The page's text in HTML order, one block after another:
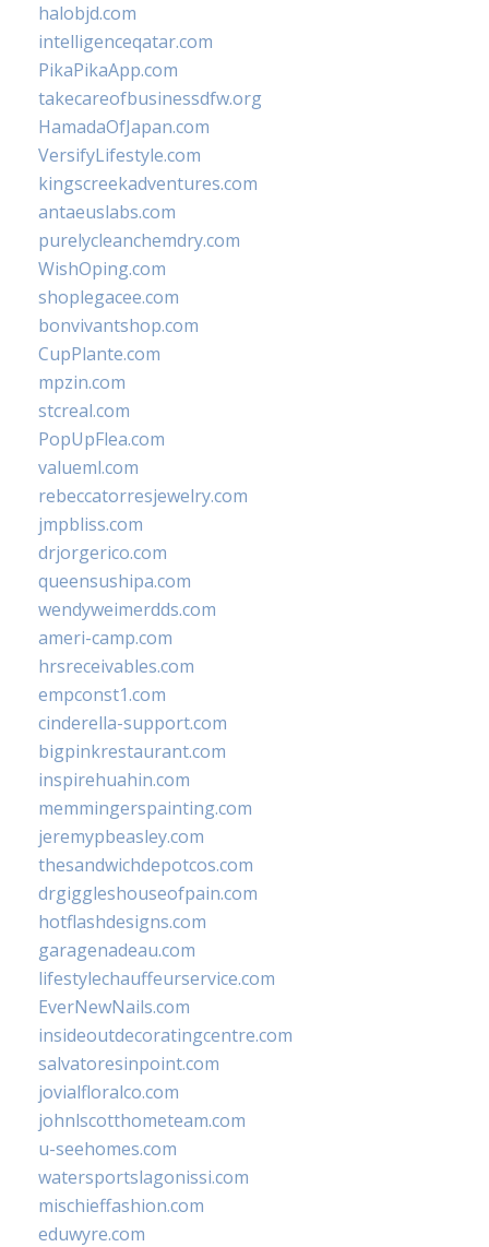
halobjd.com
intelligenceqatar.com
PikaPikaApp.com
takecareofbusinessdfw.org
HamadaOfJapan.com
VersifyLifestyle.com
kingscreekadventures.com
antaeuslabs.com
purelycleanchemdry.com
WishOping.com
shoplegacee.com
bonvivantshop.com
CupPlante.com
mpzin.com
stcreal.com
PopUpFlea.com
valueml.com
rebeccatorresjewelry.com
jmpbliss.com
drjorgerico.com
queensushipa.com
wendyweimerdds.com
ameri-camp.com
hrsreceivables.com
empconst1.com
cinderella-support.com
bigpinkrestaurant.com
inspirehuahin.com
memmingerspainting.com
jeremypbeasley.com
thesandwichdepotcos.com
drgiggleshouseofpain.com
hotflashdesigns.com
garagenadeau.com
lifestylechauffeurservice.com
EverNewNails.com
insideoutdecoratingcentre.com
salvatoresinpoint.com
jovialfloralco.com
johnlscotthometeam.com
u-seehomes.com
watersportslagonissi.com
mischieffashion.com
eduwyre.com